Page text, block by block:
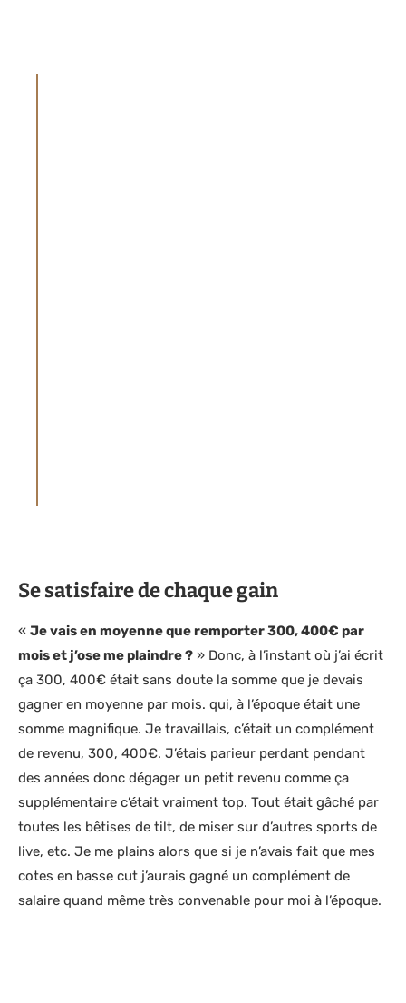
Se satisfaire de chaque gain
« Je vais en moyenne que remporter 300, 400€ par
mois et j’ose me plaindre ? » Donc, à l’instant où j’ai écrit
ça 300, 400€ était sans doute la somme que je devais
gagner en moyenne par mois. qui, à l’époque était une
somme magnifique. Je travaillais, c’était un complément
de revenu, 300, 400€. J’étais parieur perdant pendant
des années donc dégager un petit revenu comme ça
supplémentaire c’était vraiment top. Tout était gâché par
toutes les bêtises de tilt, de miser sur d’autres sports de
live, etc. Je me plains alors que si je n’avais fait que mes
cotes en basse cut j’aurais gagné un complément de
salaire quand même très convenable pour moi à l’époque.